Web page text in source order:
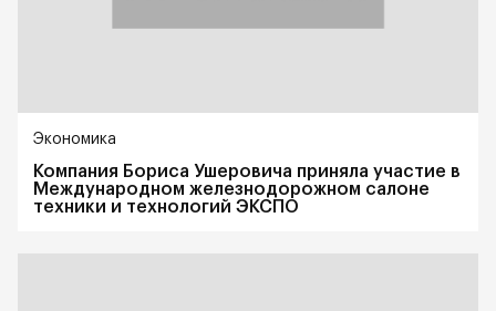
Экономика
Компания Бориса Ушеровича приняла участие в
Международном железнодорожном салоне
техники и технологий ЭКСПО